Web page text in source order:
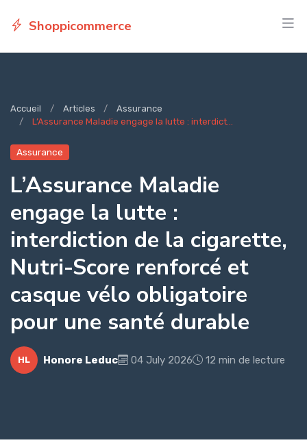
Shoppicommerce
Accueil Articles
Assurance
L’Assurance Maladie engage la lutte : interdict...
Assurance
L’Assurance Maladie
engage la lutte :
interdiction de la cigarette,
Nutri-Score renforcé et
casque vélo obligatoire
pour une santé durable
HL Honore Leduc 04 July 2026 12 min de lecture